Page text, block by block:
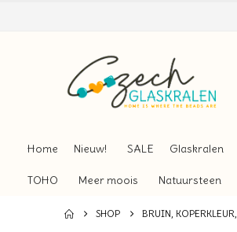
Home Nieuw! SALE Glaskralen
TOHO Meer moois Natuursteen
SHOP BRUIN, KOPERKLEUR,